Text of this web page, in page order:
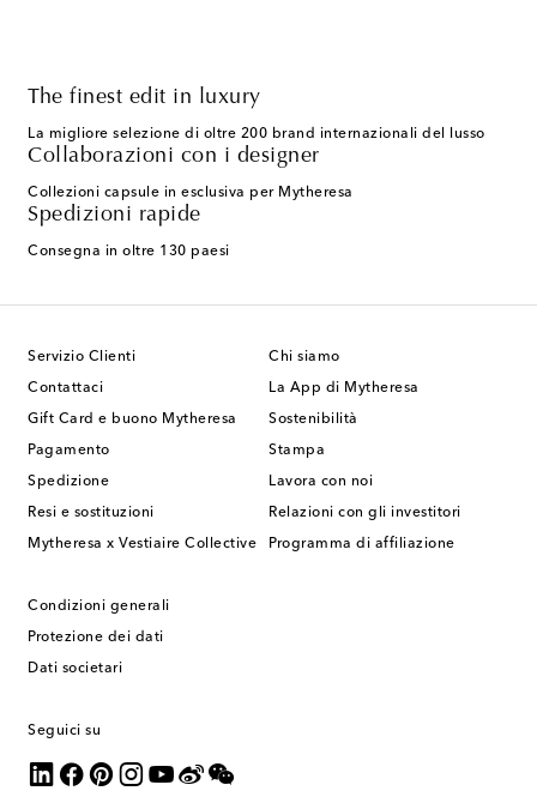
The finest edit in luxury
La migliore selezione di oltre 200 brand internazionali del lusso
Collaborazioni con i designer
Collezioni capsule in esclusiva per Mytheresa
Spedizioni rapide
Consegna in oltre 130 paesi
Servizio Clienti
Contattaci
Gift Card e buono Mytheresa
Pagamento
Spedizione
Resi e sostituzioni
Mytheresa x Vestiaire Collective
Chi siamo
La App di Mytheresa
Sostenibilità
Stampa
Lavora con noi
Relazioni con gli investitori
Programma di affiliazione
Condizioni generali
Protezione dei dati
Dati societari
Seguici su